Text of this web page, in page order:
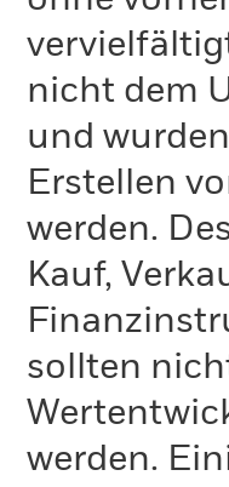
nicht dem
und
Erstellen
werden.
Kauf,
sollten
werden.